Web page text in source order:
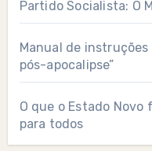
Partido Socialista: O
Manual de instruções
pós-apocalipse”
O que o Estado
para todos